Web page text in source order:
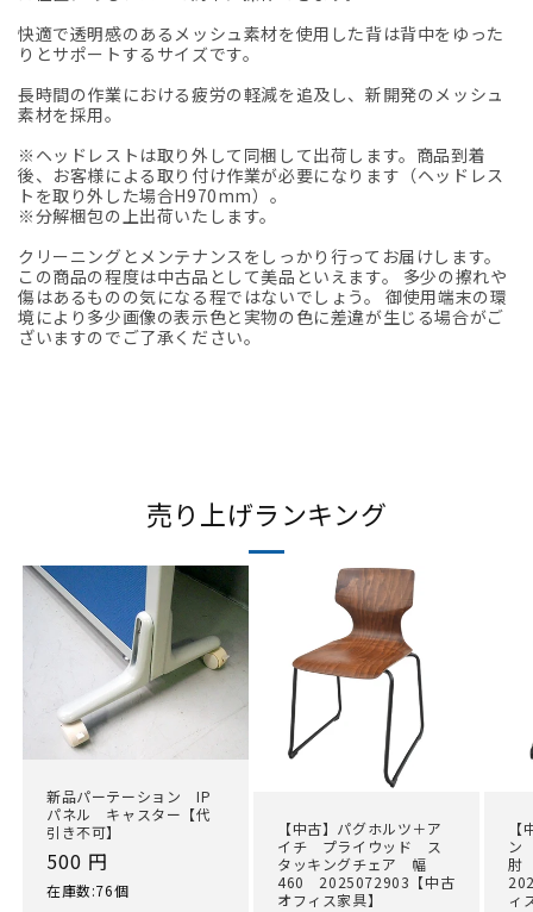
快適で透明感のあるメッシュ素材を使用した背は背中をゆった
りとサポートするサイズです。
長時間の作業における疲労の軽減を追及し、新開発のメッシュ
素材を採用。
※ヘッドレストは取り外して同梱して出荷します。商品到着
後、お客様による取り付け作業が必要になります（ヘッドレス
トを取り外した場合H970mm）。
※分解梱包の上出荷いたします。
クリーニングとメンテナンスをしっかり行ってお届けします。
この商品の程度は中古品として美品といえます。 多少の擦れや
傷はあるものの気になる程ではないでしょう。 御使用端末の環
境により多少画像の表示色と実物の色に差違が生じる場合がご
ざいますのでご了承ください。
売り上げランキング
新品パーテーション IP
パネル キャスター【代
引き不可】
通
常
500 円
在庫数:76個
【中古】パグホルツ＋ア
イチ プライウッド ス
タッキングチェア 幅
460 2025072903【中古
オフィス家具】
ン
肘
ィ